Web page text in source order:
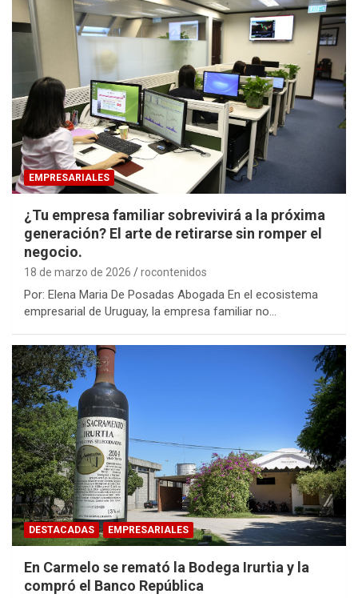
EMPRESARIALES
¿Tu empresa familiar sobrevivirá a la próxima
generación? El arte de retirarse sin romper el
negocio.
18 de marzo de 2026 rocontenidos
Por: Elena Maria De Posadas Abogada En el ecosistema
empresarial de Uruguay, la empresa familiar no…
DESTACADAS EMPRESARIALES
En Carmelo se remató la Bodega Irurtia y la
compró el Banco República